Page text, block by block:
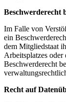
Beschwerderecht
Im Falle von
ein
dem Mitgliedstaat
Arbeitsplatzes oder
Beschwerderecht
Recht auf